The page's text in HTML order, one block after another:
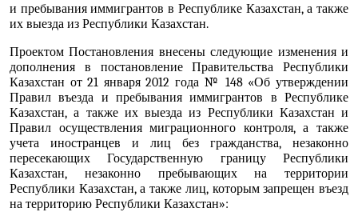
и пребывания иммигрантов в Республике Казахстан, а также
их выезда из Республики Казахстан.
Проектом Постановления внесены следующие изменения и
дополнения в постановлениеПравительства Республики
Казахстан от 21 января 2012 года № 148 «Об утверждении
Правил въезда и пребыванияиммигрантов в Республике
Казахстан, а также их выезда из Республики Казахстан и
Правил осуществления миграционного контроля, а также
учета иностранцев и лиц без гражданства, незаконно
пересекающих Государственную границу Республики
Казахстан, незаконно пребывающих на территории
Республики Казахстан, а также лиц, которым запрещен въезд
на территорию Республики Казахстан»: